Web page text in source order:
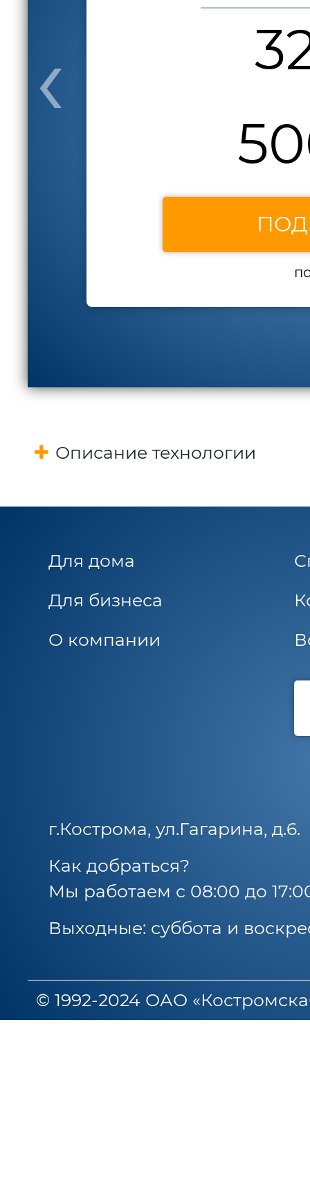
‹
Описание технологии
Для дома
Для бизнеса
О компании
г.Кострома, ул.Гагарина, д.6.
Как добраться?
Мы работаем с 08:00 до
Выходные: суббота и
© 1992-2024 ОАО